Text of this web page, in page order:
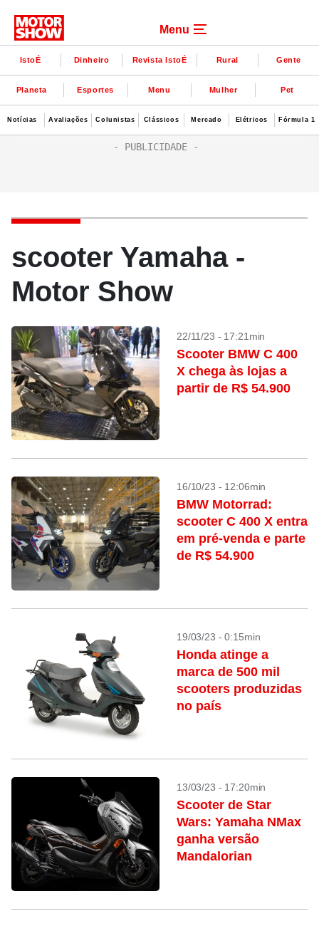
Menu
IstoÉ Dinheiro Revista IstoÉ Rural Gente
Planeta Esportes Menu Mulher Pet
Notícias Avaliações Colunistas Clássicos Mercado Elétricos Fórmula 1
scooter Yamaha -
Motor Show
22/11/23 - 17:21min
Scooter BMW C 400
X chega às lojas a
partir de R$ 54.900
16/10/23 - 12:06min
BMW Motorrad:
scooter C 400 X entra
em pré-venda e parte
de R$ 54.900
19/03/23 - 0:15min
Honda atinge a
marca de 500 mil
scooters produzidas
no país
13/03/23 - 17:20min
Scooter de Star
Wars: Yamaha NMax
ganha versão
Mandalorian